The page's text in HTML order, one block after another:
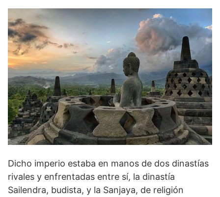
Dicho imperio estaba en manos de dos dinastías
rivales y enfrentadas entre sí, la dinastía
Sailendra, budista, y la Sanjaya, de religión